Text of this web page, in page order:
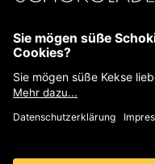
Unsere Produkte sind
Informationen
FAQ
Häufige Fragen und